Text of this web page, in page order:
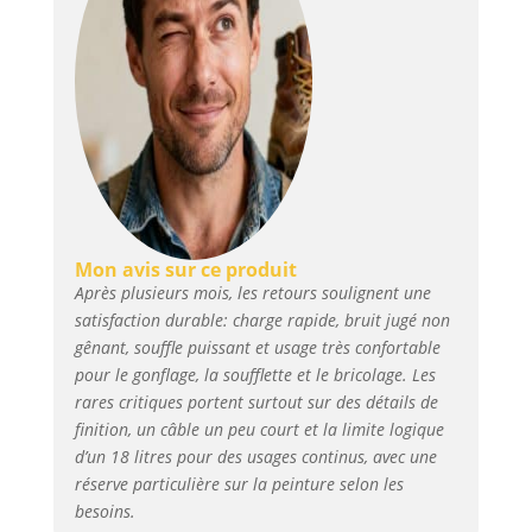
en même temps, ce qui permet
d'économiser efficacement du
temps et des efforts. Le tube
d'admission est fait de 150 ℃
silicone résistant aux hautes
températures et de maille
tressée en acier inoxydable,
avec une double protection
réduisant les dommages et la
corrosion. Puissance Maximale
& Sans Bruit : Le compresseur
d'air ultra silencieux de 70 dB
de VEVOR est construit avec 2
silencieux de qualité. Chaque
silencieux est composé d'un
couvercle de silencieux épaissi,
d'un tuyau de silencieux en
caoutchouc et d'un filtre en
coton. Il ne réduit pas
seulement le bruit, mais
Mon avis sur ce produit
Après plusieurs mois, les retours soulignent une
satisfaction durable: charge rapide, bruit jugé non
gênant, souffle puissant et usage très confortable
pour le gonflage, la soufflette et le bricolage. Les
rares critiques portent surtout sur des détails de
finition, un câble un peu court et la limite logique
d’un 18 litres pour des usages continus, avec une
réserve particulière sur la peinture selon les
besoins.